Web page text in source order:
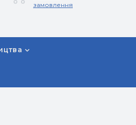
замовлення